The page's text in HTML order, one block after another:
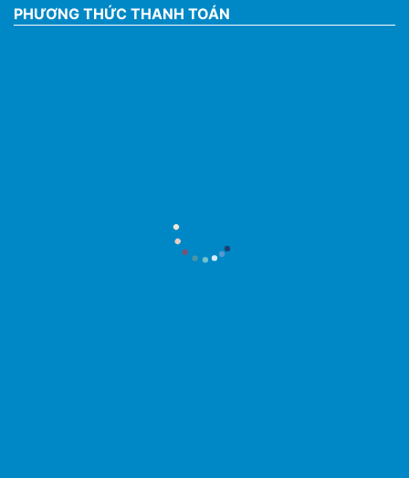
PHƯƠNG THỨC THANH TOÁN